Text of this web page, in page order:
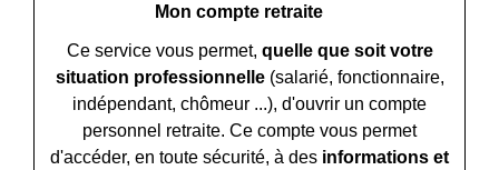
Mon compte retraite
Ce service vous permet, quelle que soit votre
situation professionnelle(salarié, fonctionnaire,
indépendant, chômeur ...), d'ouvrir un compte
personnel retraite. Ce compte vous permet
d'accéder, en toute sécurité, à des informations et